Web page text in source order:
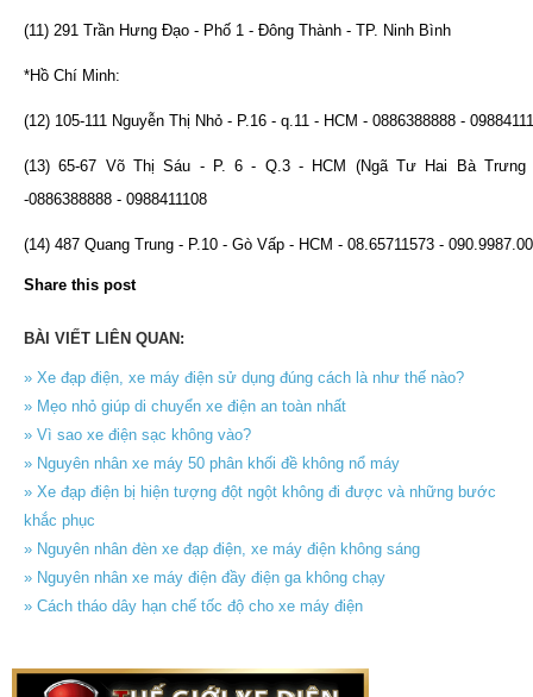
(11) 291 Trần Hưng Đạo - Phố 1 - Đông Thành - TP. Ninh Bình
*Hồ Chí Minh:
(12) 105-111 Nguyễn Thị Nhỏ - P.16 - q.11 - HCM - 0886388888 -
(13) 65-67 Võ Thị Sáu - P. 6 - Q.3 - HCM (Ngã Tư Hai Bà Trưng
-0886388888 - 0988411108
(14) 487 Quang Trung - P.10 - Gò Vấp - HCM - 08.65711573 -
Share this post
BÀI VIẾT LIÊN QUAN:
» Xe đạp điện, xe máy điện sử dụng đúng cách là như thế nào?
» Mẹo nhỏ giúp di chuyển xe điện an toàn nhất
» Vì sao xe điện sạc không vào?
» Nguyên nhân xe máy 50 phân khối đề không nổ máy
» Xe đạp điện bị hiện tượng đột ngột không đi được và những bước
khắc phục
» Nguyên nhân đèn xe đạp điện, xe máy điện không sáng
» Nguyên nhân xe máy điện đầy điện ga không chạy
» Cách tháo dây hạn chế tốc độ cho xe máy điện